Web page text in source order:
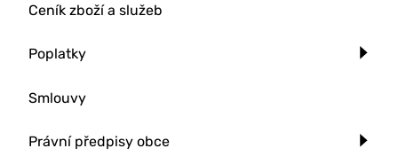
Ceník zboží a služeb
Poplatky
Smlouvy
Právní předpisy obce